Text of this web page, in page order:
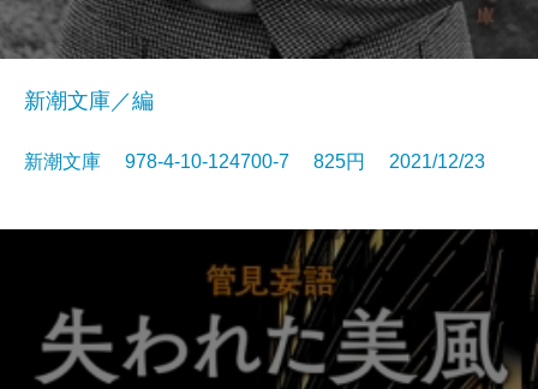
新潮文庫／編
新潮文庫 978-4-10-124700-7 825円 2021/12/23